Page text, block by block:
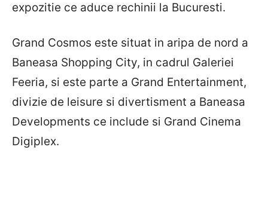
expozitie ce aduce rechinii la Bucuresti.
Grand Cosmos este situat in aripa de nord a
Baneasa Shopping City, in cadrul Galeriei
Feeria, si este parte a Grand Entertainment,
divizie de leisure si divertisment a Baneasa
Developments ce include si Grand Cinema
Digiplex.